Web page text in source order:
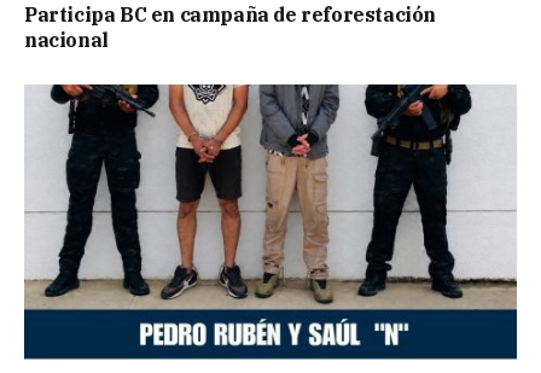
Participa BC en campaña de reforestación
nacional